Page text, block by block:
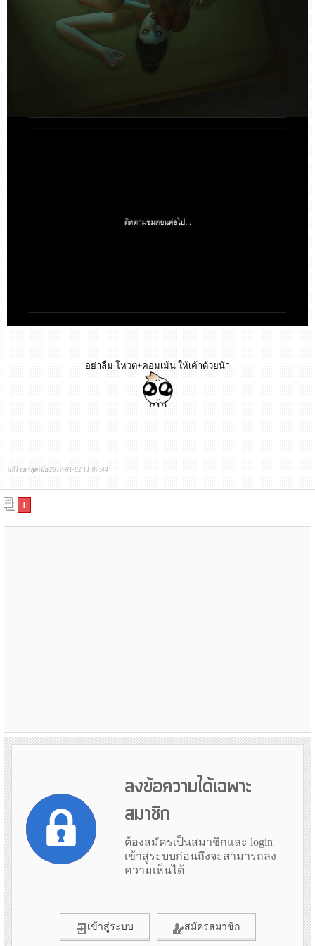
อย่าลืม โหวต+คอมเม้น ให้เค้าด้วยน้า
แก้ไขล่าสุดเมื่อ 2017-01-02 11:07:44
1
ลงข้อความได้เฉพาะ
สมาชิก
ต้องสมัครเป็นสมาชิกและ login
เข้าสู่ระบบก่อนถึงจะสามารถลง
ความเห็นได้
เข้าสู่ระบบ สมัครสมาชิก